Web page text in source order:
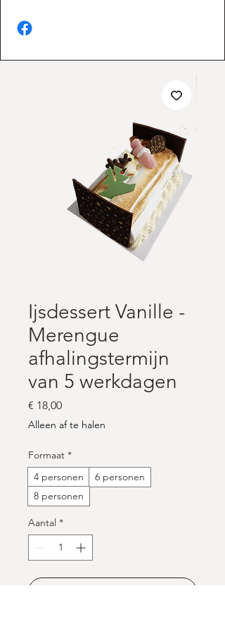
Ijsdessert Vanille -
Merengue
afhalingstermijn
van 5 werkdagen
€ 18,00Prijs
Alleen af te halen
Formaat *
4 personen
6 personen
8 personen
Aantal *